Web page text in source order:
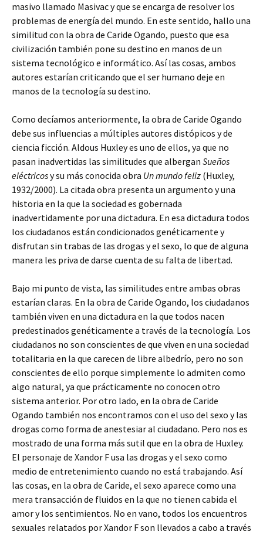
masivo llamado Masivac y que se encarga de resolver los
problemas de energía del mundo. En este sentido, hallo una
similitud con la obra de Caride Ogando, puesto que esa
civilización también pone su destino en manos de un
sistema tecnológico e informático. Así las cosas, ambos
autores estarían criticando que el ser humano deje en
manos de la tecnología su destino.
Como decíamos anteriormente, la obra de Caride Ogando
debe sus influencias a múltiples autores distópicos y de
ciencia ficción. Aldous Huxley es uno de ellos, ya que no
pasan inadvertidas las similitudes que albergan Sueños
eléctricosy su más conocida obra Un mundo feliz (Huxley,
1932/2000). La citada obra presenta un argumento y una
historia en la que la sociedad es gobernada
inadvertidamente por una dictadura. En esa dictadura todos
los ciudadanos están condicionados genéticamente y
disfrutan sin trabas de las drogas y el sexo, lo que de alguna
manera les priva de darse cuenta de su falta de libertad.
Bajo mi punto de vista, las similitudes entre ambas obras
estarían claras. En la obra de Caride Ogando, los ciudadanos
también viven en una dictadura en la que todos nacen
predestinados genéticamente a través de la tecnología. Los
ciudadanos no son conscientes de que viven en una sociedad
totalitaria en la que carecen de libre albedrío, pero no son
conscientes de ello porque simplemente lo admiten como
algo natural, ya que prácticamente no conocen otro
sistema anterior. Por otro lado, en la obra de Caride
Ogando también nos encontramos con el uso del sexo y las
drogas como forma de anestesiar al ciudadano. Pero nos es
mostrado de una forma más sutil que en la obra de Huxley.
El personaje de Xandor F usa las drogas y el sexo como
medio de entretenimiento cuando no está trabajando. Así
las cosas, en la obra de Caride, el sexo aparece como una
mera transacción de fluidos en la que no tienen cabida el
amor y los sentimientos. No en vano, todos los encuentros
sexuales relatados por Xandor F son llevados a cabo a través